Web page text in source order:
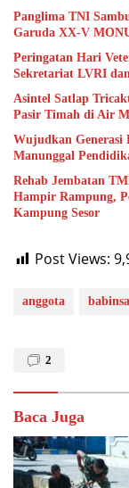
Panglima TNI
Garuda XX-V
Peringatan Hari
Sekretariat LVRI
Asintel Satlap
Pasir Timah di Air
Wujudkan Generasi
Manunggal
Rehab Jembatan
Hampir Rampung,
Kampung Sesor
Post Views:
anggota babinsa
2
Baca Juga